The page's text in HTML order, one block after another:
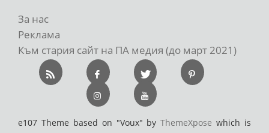
За нас
Реклама
Към стария сайт на ПА медия (до март 2021)
e107 Theme based on "Voux" byThemeXpose which is